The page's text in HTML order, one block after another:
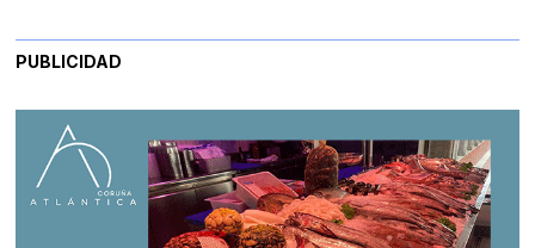
PUBLICIDAD